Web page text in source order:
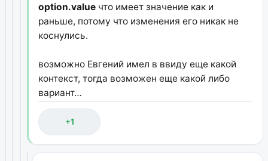
option.value что имеет значение как и
раньше, потому что изменения его никак не
коснулись.
возможно Евгений имел в ввиду еще какой
контекст, тогда возможен еще какой либо
вариант…
+1